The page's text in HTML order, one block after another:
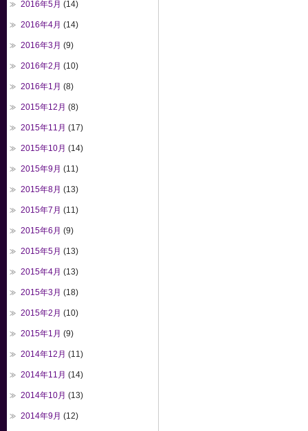
2016年5月 (14)
2016年4月 (14)
2016年3月 (9)
2016年2月 (10)
2016年1月 (8)
2015年12月 (8)
2015年11月 (17)
2015年10月 (14)
2015年9月 (11)
2015年8月 (13)
2015年7月 (11)
2015年6月 (9)
2015年5月 (13)
2015年4月 (13)
2015年3月 (18)
2015年2月 (10)
2015年1月 (9)
2014年12月 (11)
2014年11月 (14)
2014年10月 (13)
2014年9月 (12)